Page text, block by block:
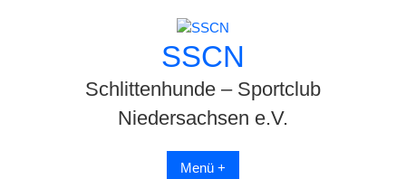
SSCN
Schlittenhunde – Sportclub
Niedersachsen e.V.
Menü +